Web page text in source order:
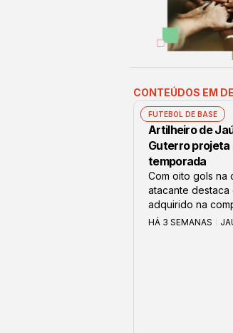
CONTEÚDOS EM
FUTEBOL DE BASE
Artilheiro de
Guterro projeta
temporada
Com oito gols na
atacante
adquirido na
HÁ 3 SEMANAS